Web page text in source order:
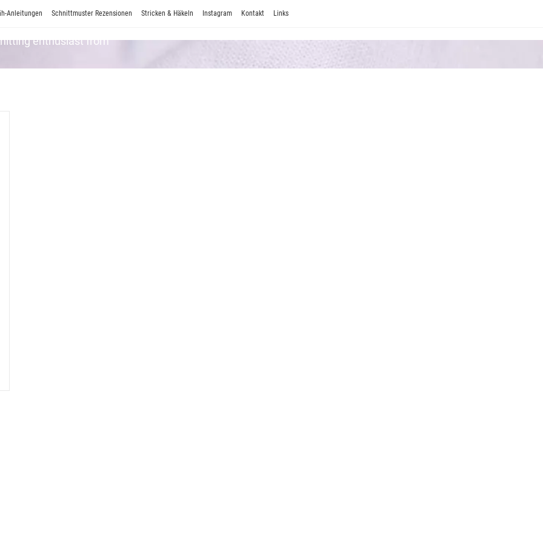
Anleitungen Schnittmuster Rezensionen Stricken & Häkeln Instagram Kontakt Links
enthusiast from